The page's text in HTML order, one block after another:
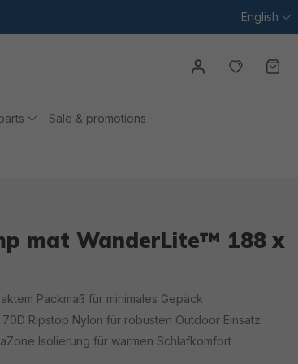
English
You
Sale & promotions
mat WanderLite™ 188 x
Packmaß für minimales Gepäck
Ripstop Nylon für robusten Outdoor Einsatz
Isolierung für warmen Schlafkomfort